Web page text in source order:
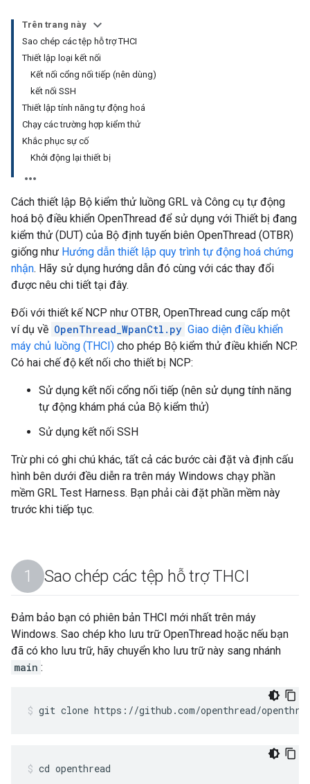
Trên trang này
Sao chép các tệp hỗ trợ THCI
Thiết lập loại kết nối
Kết nối cổng nối tiếp (nên dùng)
kết nối SSH
Thiết lập tính năng tự động hoá
Chạy các trường hợp kiểm thử
Khắc phục sự cố
Khởi động lại thiết bị
Cách thiết lập Bộ kiểm thử luồng GRL và Công cụ tự động
hoá bộ điều khiển OpenThread để sử dụng với Thiết bị đang
kiểm thử (DUT) của Bộ định tuyến biên OpenThread (OTBR)
giống như Hướng dẫn thiết lập quy trình tự động hoá chứng
nhận. Hãy sử dụng hướng dẫn đó cùng với các thay đổi
được nêu chi tiết tại đây.
Đối với thiết kế NCP như OTBR, OpenThread cung cấp một
ví dụ về OpenThread_WpanCtl.py Giao diện điều khiển
máy chủ luồng (THCI) cho phép Bộ kiểm thử điều khiển NCP.
Có hai chế độ kết nối cho thiết bị NCP:
Sử dụng kết nối cổng nối tiếp (nên sử dụng tính năng
tự động khám phá của Bộ kiểm thử)
Sử dụng kết nối SSH
Trừ phi có ghi chú khác, tất cả các bước cài đặt và định cấu
hình bên dưới đều diễn ra trên máy Windows chạy phần
mềm GRL Test Harness. Bạn phải cài đặt phần mềm này
trước khi tiếp tục.
Sao chép các tệp hỗ trợ THCI
Đảm bảo bạn có phiên bản THCI mới nhất trên máy
Windows. Sao chép kho lưu trữ OpenThread hoặc nếu bạn
đã có kho lưu trữ, hãy chuyển kho lưu trữ này sang nhánh
main :
git clone https://github.com/openthread/
cd openthread